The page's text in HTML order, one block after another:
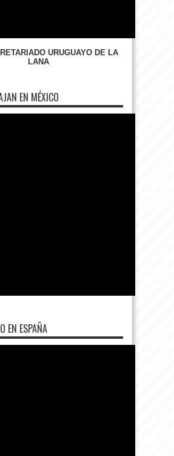
URUGUAYO DE LA
LANA
EN MÉXICO
EN ESPAÑA